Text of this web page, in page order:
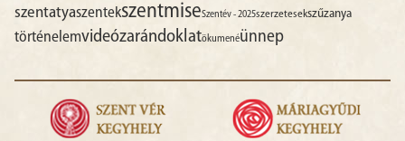
szentatyaszentekszentmiseSzentév - 2025szerzetesekszűzanya
történelemvideózarándoklatökumenéünnep